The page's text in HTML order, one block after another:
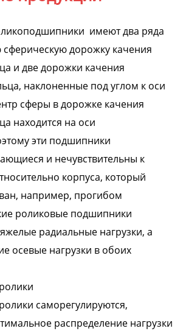
имеют два ряда
дорожку качения
и две дорожки качения
наклоненные под углом к ​​оси
сферы в дорожке качения
находится на оси
эти подшипники
и нечувствительны к
корпуса, который
например, прогибом
роликовые подшипники
радиальные нагрузки, а
осевые нагрузки в обоих
саморегулируются,
распределение нагрузки